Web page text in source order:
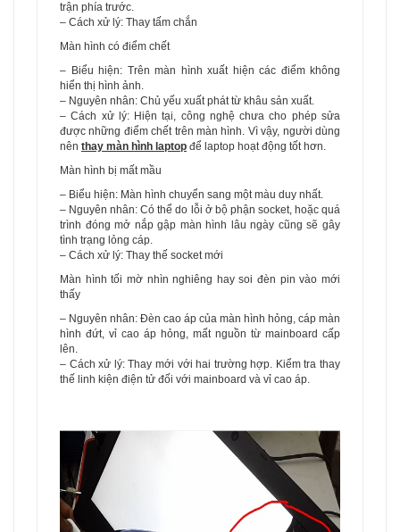
trận phía trước.
– Cách xử lý: Thay tấm chắn
Màn hình có điểm chết
– Biểu hiện: Trên màn hình xuất hiện các điểm không
hiển thị hình ảnh.
– Nguyên nhân: Chủ yếu xuất phát từ khâu sản xuất.
– Cách xử lý: Hiện tại, công nghệ chưa cho phép sửa
được những điểm chết trên màn hình. Vì vậy, người dùng
nên thay màn hình laptop để laptop hoạt động tốt hơn.
Màn hình bị mất mầu
– Biểu hiện: Màn hình chuyển sang một màu duy nhất.
– Nguyên nhân: Có thể do lỗi ở bộ phận socket, hoặc quá
trình đóng mở nắp gập màn hình lâu ngày cũng sẽ gây
tình trạng lỏng cáp.
– Cách xử lý: Thay thế socket mới
Màn hình tối mờ nhìn nghiêng hay soi đèn pin vào mới
thấy
– Nguyên nhân: Đèn cao áp của màn hình hỏng, cáp màn
hình đứt, vỉ cao áp hỏng, mất nguồn từ mainboard cấp
lên.
– Cách xử lý: Thay mới với hai trường hợp. Kiểm tra thay
thế linh kiện điện tử đối với mainboard và vỉ cao áp.